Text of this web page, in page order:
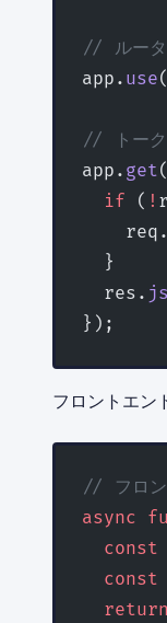
// ルータ
app. use
// トーク
app. get(
  if
( !
  }
  res.
});
フロントエン
// フロン
async
  const
  const
  return